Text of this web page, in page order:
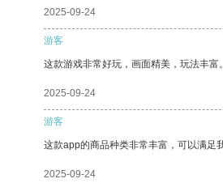
2025-09-24
游客
这款游戏非常好玩，画面精美，玩法丰富。
2025-09-24
游客
这款app的商品种类非常丰富，可以满足
2025-09-24